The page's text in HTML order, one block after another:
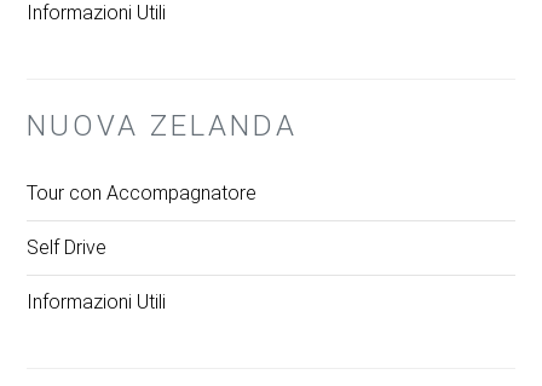
Informazioni Utili
NUOVA ZELANDA
Tour con Accompagnatore
Self Drive
Informazioni Utili